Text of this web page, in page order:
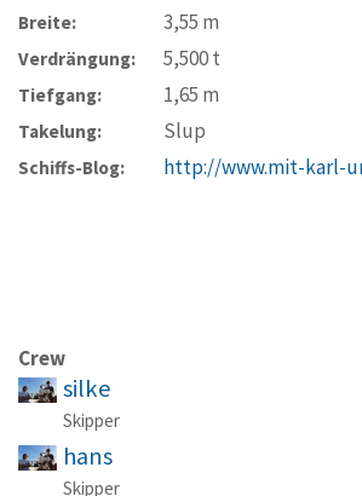
Breite: 3,55 m
Verdrängung: 5,500t
Tiefgang: 1,65 m
Takelung: Slup
Schiffs-Blog: http://www.mit-karl-
Crew
silke
Skipper
hans
Skipper